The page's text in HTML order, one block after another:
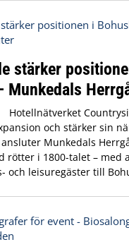
stärker
Munkedals
Hotellnätverket
och stärker sin
Munkedals
rötter i 1800-talet – med
och leisuregäster till